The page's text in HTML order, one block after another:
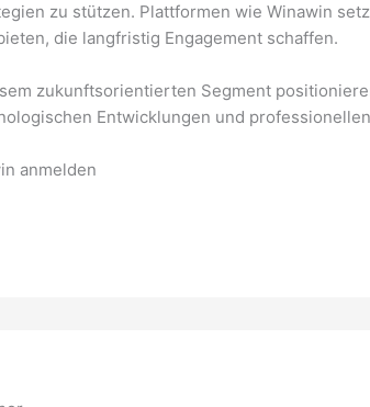
zu stützen. Plattformen wie Winawin
die langfristig Engagement schaffen.
zukunftsorientierten Segment
Entwicklungen und
anmelden